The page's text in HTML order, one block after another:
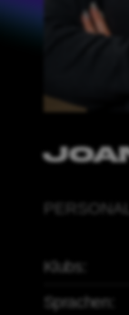
Klubs:
Sprachen: